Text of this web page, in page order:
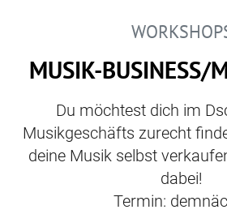
MUSIK-BUSINESS/
Du möchtest dich im
Musikgeschäfts zurecht
deine Musik selbst
dabei!
Termin: